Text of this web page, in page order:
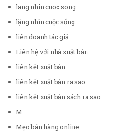
lang nhin cuoc song
lặng nhìn cuộc sống
liên doanh tác giả
Liên hệ với nhà xuất bản
liên kết xuất bản
liên kết xuất bản ra sao
liên kết xuất bản sách ra sao
M
Mẹo bán hàng online